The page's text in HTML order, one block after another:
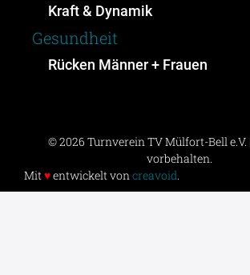
Kraft & Dynamik
Gesundheit
Rücken Männer + Frauen
© 2026 Turnverein TV Mülfort-Bell e.V.
vorbehalten.
Mit♥entwickelt voncreavoid.